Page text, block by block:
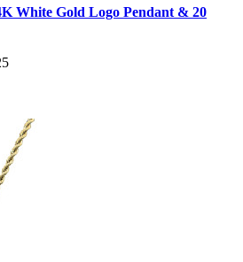
White Gold Logo Pendant & 20